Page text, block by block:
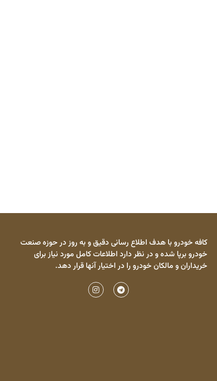
کافه خودرو با هدف اطلاع رسانی دقیق و به روز در حوزه صنعت
خودرو برپا شده و در نظر دارد اطلاعات کامل مورد نیاز برای
خریداران و مالکان خودرو را در اختیار آنها قرار دهد.